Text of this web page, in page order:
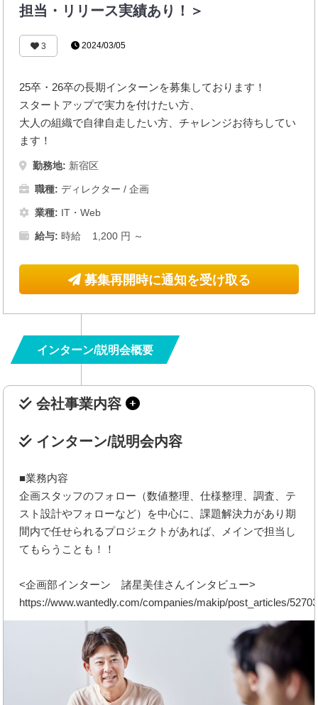
担当・リリース実績あり！＞
3 2024/03/05
25卒・26卒の長期インターンを募集しております！
スタートアップで実力を付けたい方、
大人の組織で自律自走したい方、チャレンジお待ちしてい
ます！
勤務地: 新宿区
職種: ディレクター / 企画
業種: IT・Web
給与: 時給 1,200 円 ～
募集再開時に通知を受け取る
インターン/説明会概要
会社事業内容
インターン/説明会内容
■業務内容
企画スタッフのフォロー（数値整理、仕様整理、調査、テ
スト設計やフォローなど）を中心に、課題解決力があり期
間内で任せられるプロジェクトがあれば、メインで担当し
てもらうことも！！
<企画部インターン 諸星美佳さんインタビュー>
https://www.wantedly.com/companies/makip/post_articles/